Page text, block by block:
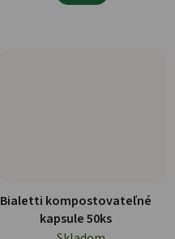
Bialetti kompostovateľné
kapsule 50ks